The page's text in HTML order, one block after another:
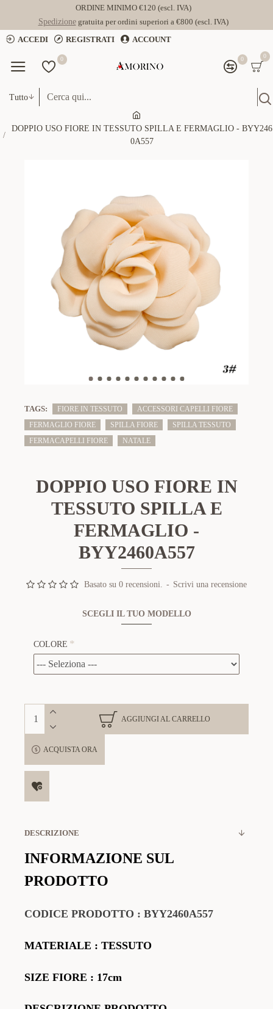
ORDINE MINIMO €120 (escl. IVA)
Spedizionegratuita per ordini superiori a €800 (escl. IVA)
ACCEDI
REGISTRATI ACCOUNT
0 0 0
Tutto
DOPPIO USO FIORE IN TESSUTO SPILLA E FERMAGLIO - BYY246
0A557
TAGS: FIORE IN TESSUTO
ACCESSORI CAPELLI FIORE
FERMAGLIO FIORE
SPILLA FIORE
SPILLA TESSUTO
FERMACAPELLI FIORE
NATALE
DOPPIO USO FIORE IN
TESSUTO SPILLA E
FERMAGLIO -
BYY2460A557
Basato su 0 recensioni. - Scrivi una recensione
SCEGLI IL TUO MODELLO
COLORE
AGGIUNGI AL CARRELLO
ACQUISTA ORA
DESCRIZIONE
INFORMAZIONE SUL
PRODOTTO
CODICE PRODOTTO : BYY2460A557
MATERIALE : TESSUTO
SIZE FIORE : 17cm